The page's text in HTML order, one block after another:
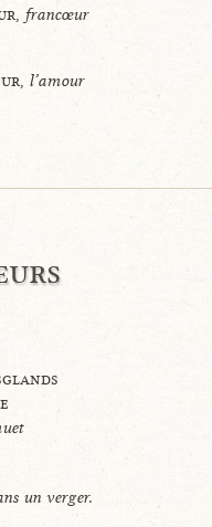
francœur
l’amour
un verger.